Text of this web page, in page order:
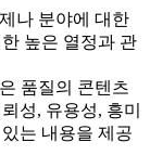
나 분야에 대한
높은 열정과 관
품질의 콘텐츠
성, 유용성, 흥미
는 내용을 제공